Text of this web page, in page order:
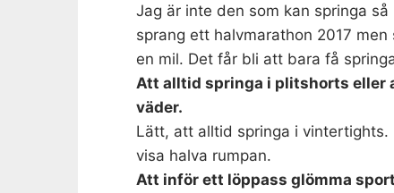
Jag är inte den som kan springa
sprang ett halvmarathon 2017
en mil. Det får bli att bara få
Att alltid springa i plitshorts eller
väder.
Lätt, att alltid springa i
visa halva rumpan.
Att inför ett löppass glömma